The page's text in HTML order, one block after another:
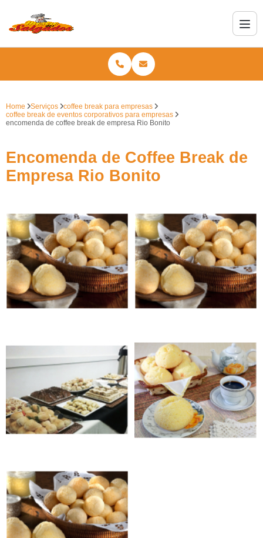
Home Serviços
coffee break para empresas
coffee break de eventos corporativos para empresas
encomenda de coffee break de empresa Rio Bonito
Encomenda de Coffee Break de
Empresa Rio Bonito